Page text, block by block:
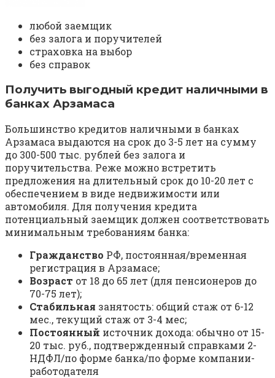
любой заемщик
без залога и поручителей
страховка на выбор
без справок
Получить выгодный кредит наличными в
банках Арзамаса
Большинство кредитов наличными в банках
Арзамаса выдаются на срок до 3-5 лет на сумму
до 300-500 тыс. рублей без залога и
поручительства. Реже можно встретить
предложения на длительный срок до 10-20 лет с
обеспечением в виде недвижимости или
автомобиля. Для получения кредита
потенциальный заемщик должен соответствовать
минимальным требованиям банка:
Гражданство РФ, постоянная/временная
регистрация в Арзамасе;
Возраст от 18 до 65 лет (для пенсионеров до
70-75 лет);
Стабильная занятость: общий стаж от 6-12
мес., текущий стаж от 3-4 мес;
Постоянный источник дохода: обычно от 15-
20 тыс. руб., подтвержденный справками 2-
НДФЛ/по форме банка/по форме компании-
работодателя